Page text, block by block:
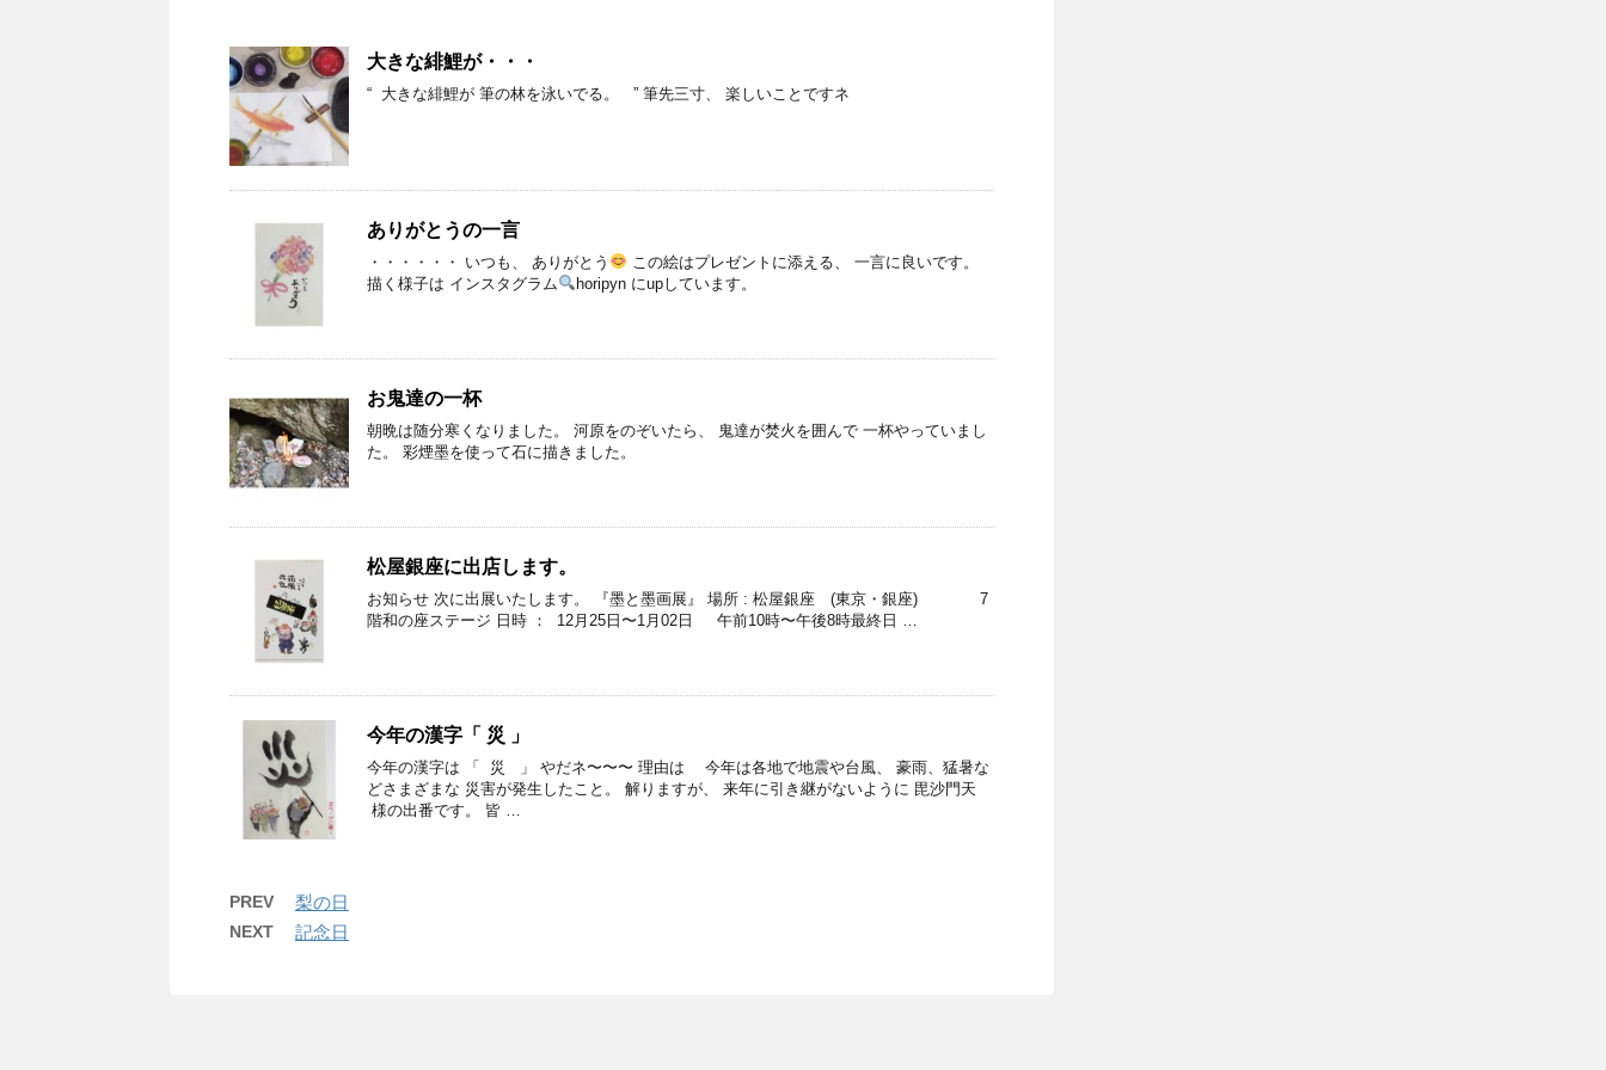
大きな緋鯉が・・・
“ 大きな緋鯉が 筆の林を泳いでる。 ” 筆先三寸、 楽しいことですネ
ありがとうの一言
・・・・・・ いつも、 ありがとう
この絵はプレゼントに添える、 一言に良いです。
描く様子は インスタグラム
horipyn にupしています。
お鬼達の一杯
朝晩は随分寒くなりました。 河原をのぞいたら、 鬼達が焚火を囲んで 一杯やっていまし
た。 彩煙墨を使って石に描きました。
松屋銀座に出店します。
お知らせ 次に出展いたします。 『墨と墨画展』 場所 : 松屋銀座 (東京・銀座) 7
階和の座ステージ 日時 ： 12月25日〜1月02日 午前10時〜午後8時最終日 …
今年の漢字「 災 」
今年の漢字は 「 災 」 やだネ〜〜〜 理由は 今年は各地で地震や台風、 豪雨、猛暑な
どさまざまな 災害が発生したこと。 解りますが、 来年に引き継がないように 毘沙門天
様の出番です。 皆 …
PREV 梨の日
NEXT 記念日